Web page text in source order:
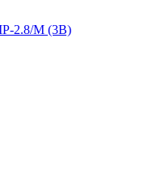
2.8/M (3B)